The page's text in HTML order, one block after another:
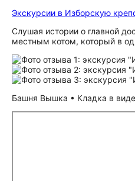
Экскурсии в Изборскую
Слушая истории о главной
местным котом, который в
Башня Вышка • Кладка в